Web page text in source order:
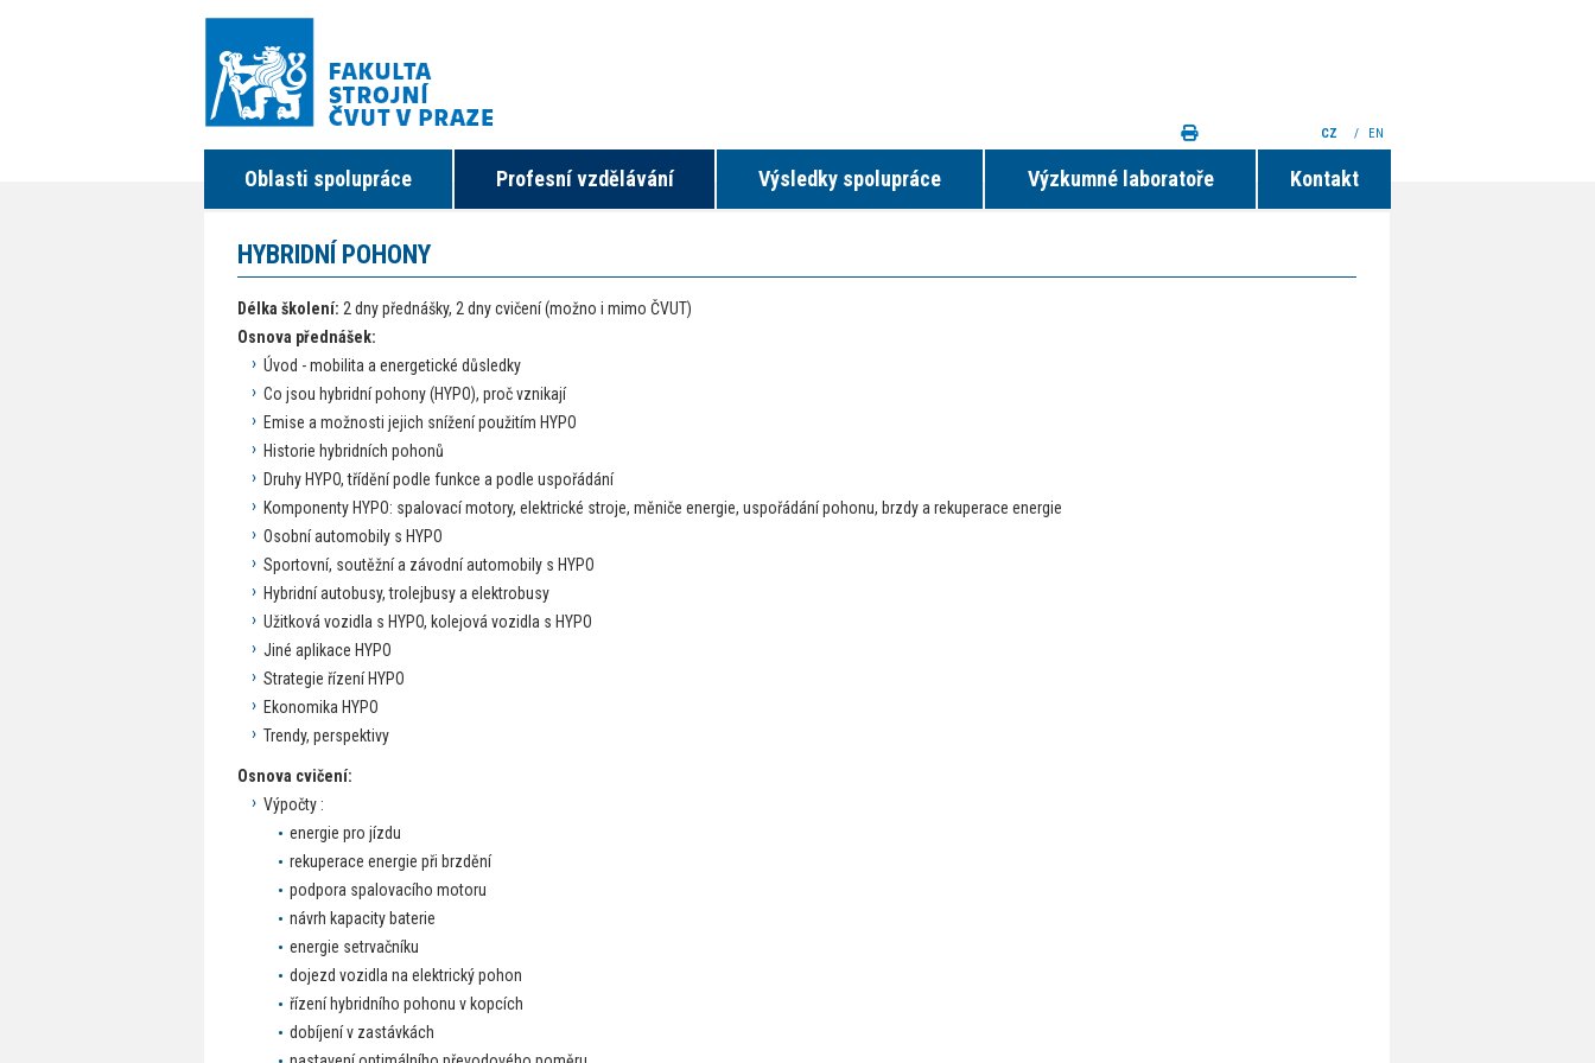
Oblasti spolupráce Profesní vzdělávání Výsledky spolupráce Výzkumné laboratoře Kontakt
CZ / EN
HYBRIDNÍ POHONY
Délka školení: 2 dny přednášky, 2 dny cvičení (možno i mimo ČVUT)
Osnova přednášek:
Úvod - mobilita a energetické důsledky
Co jsou hybridní pohony (HYPO), proč vznikají
Emise a možnosti jejich snížení použitím HYPO
Historie hybridních pohonů
Druhy HYPO, třídění podle funkce a podle uspořádání
Komponenty HYPO: spalovací motory, elektrické stroje, měniče energie, uspořádání pohonu, brzdy a rekuperace energie
Osobní automobily s HYPO
Sportovní, soutěžní a závodní automobily s HYPO
Hybridní autobusy, trolejbusy a elektrobusy
Užitková vozidla s HYPO, kolejová vozidla s HYPO
Jiné aplikace HYPO
Strategie řízení HYPO
Ekonomika HYPO
Trendy, perspektivy
Osnova cvičení:
Výpočty :
energie pro jízdu
rekuperace energie při brzdění
podpora spalovacího motoru
návrh kapacity baterie
energie setrvačníku
dojezd vozidla na elektrický pohon
řízení hybridního pohonu v kopcích
dobíjení v zastávkách